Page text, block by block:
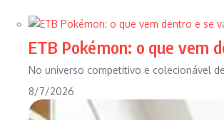
ETB Pokémon: o que vem
No universo competitivo e colecionável
8/7/2026